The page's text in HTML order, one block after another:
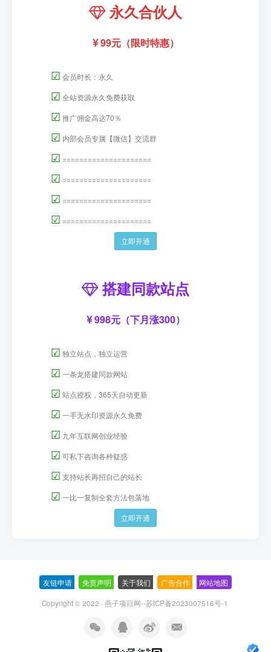
永久合伙人
99元（限时特惠）
☑ 会员时长：永久
☑ 全站资源永久免费获取
☑ 推广佣金高达70％
☑ 内部会员专属【微信】交流群
☑ =====================
☑ =====================
☑ =====================
☑ =====================
立即开通
搭建同款站点
998元（下月涨300）
☑ 独立站点，独立运营
☑ 一条龙搭建同款网站
☑ 站点授权，365天自动更新
☑ 一手无水印资源永久免费
☑ 九年互联网创业经验
☑ 可私下咨询各种疑惑
☑ 支持站长再招自己的站长
☑ 一比一复制全套方法包落地
立即开通
友链申请 免责声明 关于我们 广告合作 网站地图
Copyright © 2022 · 燕子项目网--苏ICP备2023007516号-1